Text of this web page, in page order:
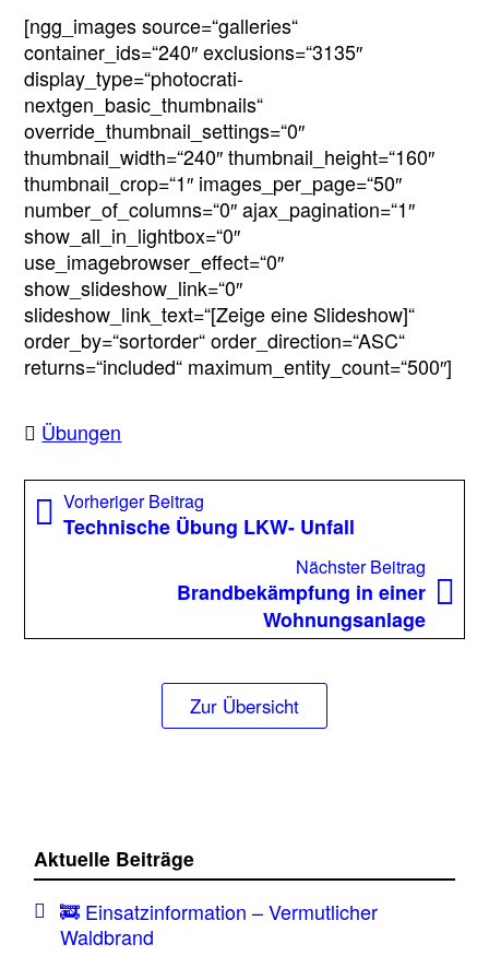
[ngg_images source=“galleries“
container_ids=“240″ exclusions=“3135″
display_type=“photocrati-
nextgen_basic_thumbnails“
override_thumbnail_settings=“0″
thumbnail_width=“240″ thumbnail_height=“160″
thumbnail_crop=“1″ images_per_page=“50″
number_of_columns=“0″ ajax_pagination=“1″
show_all_in_lightbox=“0″
use_imagebrowser_effect=“0″
show_slideshow_link=“0″
slideshow_link_text=“[Zeige eine Slideshow]“
order_by=“sortorder“ order_direction=“ASC“
returns=“included“ maximum_entity_count=“500″]
Übungen
Beitragsnavigation
Vorheriger Beitrag
Beitrag:
Technische Übung LKW- Unfall
Nächster Beitrag
Brandbekämpfung in einer
Wohnungsanlage
Zur Übersicht
Aktuelle Beiträge
🚒 Einsatzinformation – Vermutlicher
Waldbrand